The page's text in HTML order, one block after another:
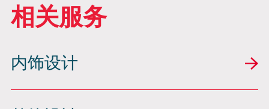
相关服务
内饰设计